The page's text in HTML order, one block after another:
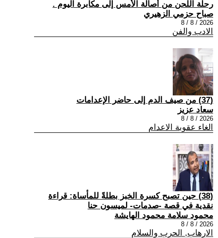
رحلة اللحن من أصالة الأمس إلى مكابرة اليوم .
صباح حزمي الزهيري
2026 / 8 / 8
الادب والفن
(37) من صيف الدم إلى حاضر الإعدامات
سعاد عزيز
2026 / 8 / 8
الغاء عقوبة الاعدام
(38) حين تصبح كسرة الخبز بطلةً للمأساة: قراءة
نقدية في قصة -صدمات- لميسون حنا
محمود سلامة محمود الهايشة
2026 / 8 / 8
الارهاب, الحرب والسلام